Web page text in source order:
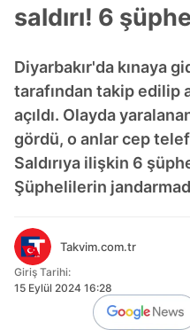
saldırı! 6
Diyarbakır'da kınaya
tarafından takip edilip
açıldı. Olayda
gördü, o anlar cep
Saldırıya ilişkin 6
Şüphelilerin
Takvim.com.tr
Giriş Tarihi:
15 Eylül 2024 16:28